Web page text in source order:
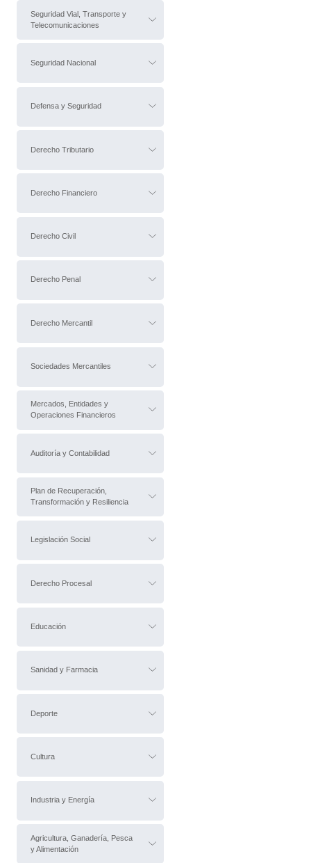
Seguridad Vial, Transporte y
Telecomunicaciones
Seguridad Nacional
Defensa y Seguridad
Derecho Tributario
Derecho Financiero
Derecho Civil
Derecho Penal
Derecho Mercantil
Sociedades Mercantiles
Mercados, Entidades y
Operaciones Financieros
Auditoría y Contabilidad
Plan de Recuperación,
Transformación y Resiliencia
Legislación Social
Derecho Procesal
Educación
Sanidad y Farmacia
Deporte
Cultura
Industria y Energía
Agricultura, Ganadería, Pesca
y Alimentación